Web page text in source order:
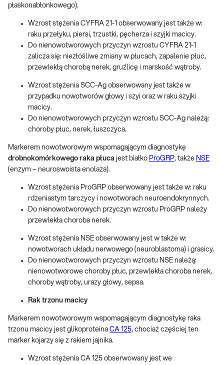
płaskonabłonkowego).
Wzrost stężenia CYFRA 21-1 obserwowany jest także w:
raku przełyku, piersi, trzustki, pęcherza i szyjki macicy.
Do nienowotworowych przyczyn wzrostu CYFRA 21-1
zalicza się: niezłośliwe zmiany w płucach, zapalenie płuc,
przewlekłą chorobą nerek, gruźlicę i marskość wątroby.
Wzrost stężenia SCC-Ag obserwowany jest także w
przypadku nowotworów głowy i szyi oraz w raku szyjki
macicy.
Do nienowotworowych przyczyn wzrostu SCC-Ag należą:
choroby płuc, nerek, łuszczyca.
Markerem nowotworowym wspomagającym diagnostykę
drobnokomórkowego raka płuca jest białko ProGRP, także NSE
(enzym – neuroswoista enolaza).
Wzrost stężenia ProGRP obserwowany jest także w: raku
rdzeniastym tarczycy i nowotworach neuroendokrynnych.
Do nienowotworowych przyczyn wzrostu ProGRP należy
przewlekła choroba nerek.
Wzrost stężenia NSE obserwowany jest w także w:
nowotworach układu nerwowego (neuroblastoma) i grasicy.
Do nienowotworowych przyczyn wzrostu NSE należą:
nienowotworowe choroby płuc, przewlekła choroba nerek,
choroby wątroby, urazy głowy, sepsa.
Rak trzonu macicy
Markerem nowotworowym wspomagającym diagnostykę raka
trzonu macicy jest glikoproteina CA 125, chociaż częściej ten
marker kojarzy się z rakiem jajnika.
Wzrost stężenia CA 125 obserwowany jest we